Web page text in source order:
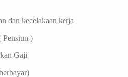
dan kecelakaan kerja
Pensiun )
Gaji